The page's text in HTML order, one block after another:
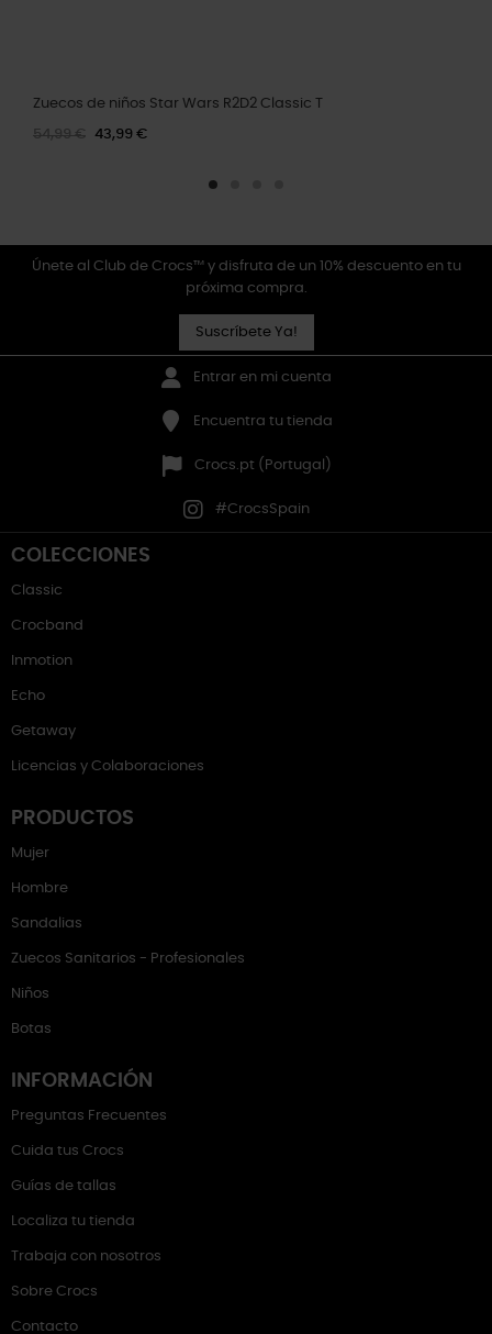
Zuecos de niños Star Wars R2D2 Classic T
54,99 € 43,99 €
Únete al Club de Crocs™ y disfruta de un 10% descuento en tu
próxima compra.
Suscríbete Ya!
Entrar en mi cuenta
Encuentra tu tienda
Crocs.pt (Portugal)
#CrocsSpain
COLECCIONES
Classic
Crocband
Inmotion
Echo
Getaway
Licencias y Colaboraciones
PRODUCTOS
Mujer
Hombre
Sandalias
Zuecos Sanitarios - Profesionales
Niños
Botas
INFORMACIÓN
Preguntas Frecuentes
Cuida tus Crocs
Guías de tallas
Localiza tu tienda
Trabaja con nosotros
Sobre Crocs
Contacto